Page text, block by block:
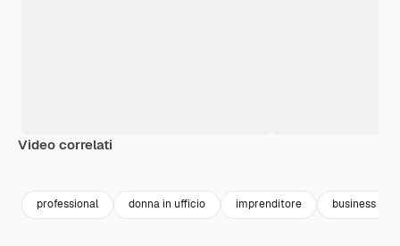
Video correlati
professional donna in ufficio imprenditore business